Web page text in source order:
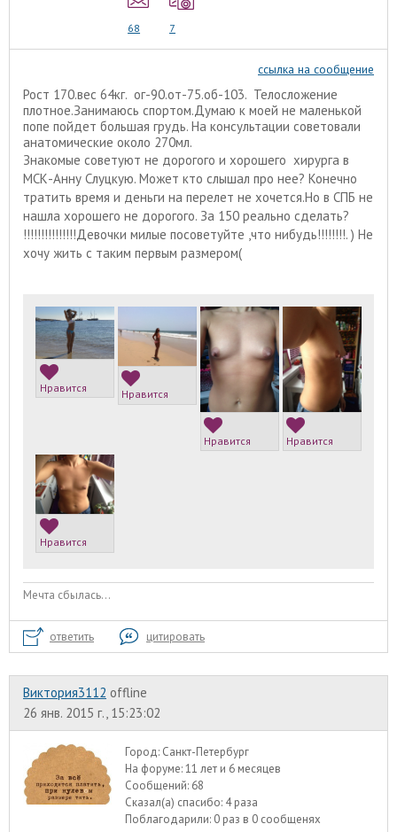
68 7
ссылка на сообщение
Рост 170.вес 64кг. ог-90.от-75.об-103. Телосложение
плотное.Занимаюсь спортом.Думаю к моей не маленькой
попе пойдет большая грудь. На консультации советовали
анатомические около 270мл.
Знакомые советуют не дорогого и хорошего хирурга в
МСК-Анну Слуцкую. Может кто слышал про нее? Конечно
тратить время и деньги на перелет не хочется.Но в СПБ не
нашла хорошего не дорогого. За 150 реально сделать?
!!!!!!!!!!!!!!!Девочки милые посоветуйте ,что нибудь!!!!!!!!. ) Не
хочу жить с таким первым размером(
Нравится
Нравится
Нравится Нравится
Нравится
Мечта сбылась...
ответить цитировать
Виктория3112 offline
26 янв. 2015 г., 15:23:02
Город: Санкт-Петербург
На форуме:11 лет и 6 месяцев
Сообщений: 68
Сказал(а) спасибо: 4 раза
Поблагодарили: 0 раз в 0 сообщенях